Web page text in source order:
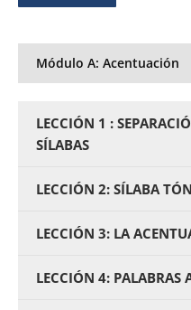
Módulo A: Acentuación
LECCIÓN 1 :
SÍLABAS
LECCIÓN 2: SÍLABA
LECCIÓN 3: LA
LECCIÓN 4: PALABRAS